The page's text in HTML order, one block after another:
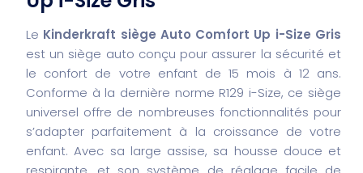
Le Kinderkraft siège Auto Comfort Up i-Size Gris
est un siège auto conçu pour assurer la sécurité et
le confort de votre enfant de 15 mois à 12 ans.
Conforme à la dernière norme R129 i-Size, ce siège
universel offre de nombreuses fonctionnalités pour
s’adapter parfaitement à la croissance de votre
enfant. Avec sa large assise, sa housse douce et